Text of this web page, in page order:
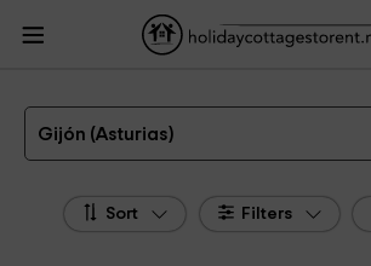
HolidayCottagesToRent.net
Asturias
Holiday Cottages Gijón
The 60 best holiday cottages & country houses in Gijón
Gijón (Asturias)
Sort Filters